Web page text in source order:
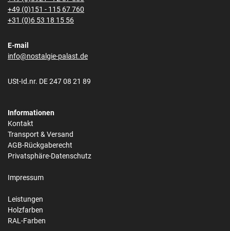
+49 (0)151 - 115 67 760
+31 (0)6 53 18 15 56
E-mail
info@nostalgie-palast.de
USt-Id.nr. DE 247 08 21 89
Informationen
Kontakt
Transport & Versand
AGB-Rückgaberecht
Privatsphäre-Datenschutz
Impressum
Leistungen
Holzfarben
RAL-Farben